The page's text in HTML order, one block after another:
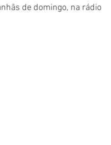
de domingo, na rádio